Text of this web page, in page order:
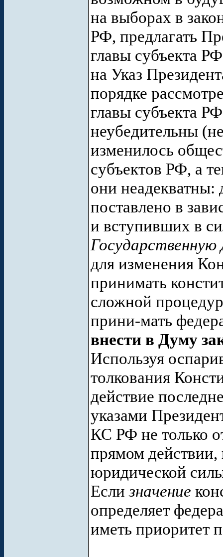
на выборах в
РФ, предлагать
главы субъекта
на Указ
порядке
главы субъекта
неубедительны
изменилось
субъектов РФ, а
они неадекватны:
поставлено в
и вступивших в
Государственную
для изменения
принимать
сложной
прини-мать
внести в Думу
Используя
толкования
действие
указами
КС РФ не только
прямом
юридической
Еслизначение
определяет
иметь приоритет